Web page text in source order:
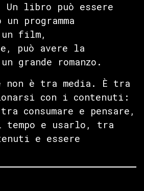
Un libro può essere
programma
film,
può avere la
grande romanzo.
non è tra media. È tra
con i contenuti:
consumare e pensare,
e usarlo, tra
e essere